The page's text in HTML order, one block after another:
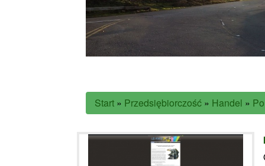
Start » Przedsiębiorczość » Handel »